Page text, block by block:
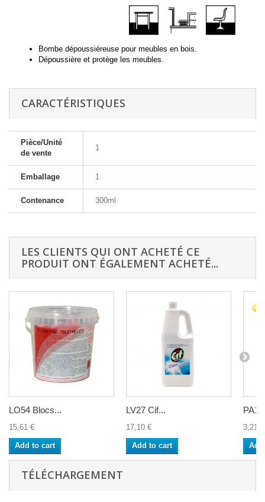
Bombe dépoussiéreuse pour meubles en bois.
Dépoussière et protège les meubles.
CARACTÉRISTIQUES
Pièce/Unité
de vente
1
Emballage 1
Contenance 300ml
LES CLIENTS QUI ONT ACHETÉ CE
PRODUIT ONT ÉGALEMENT ACHETÉ...
LO54 Blocs...
15,61 €
Add to cart
LV27 Cif...
17,10 €
Add to cart
PA1
3,21 €
TÉLÉCHARGEMENT